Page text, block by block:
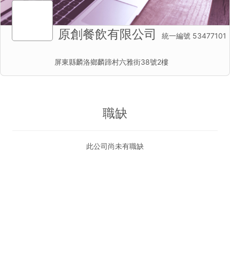
原創餐飲有限公司 統一編號 53477101
屏東縣麟洛鄉麟蹄村六雅街38號2樓
職缺
此公司尚未有職缺